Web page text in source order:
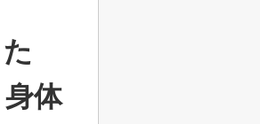
体